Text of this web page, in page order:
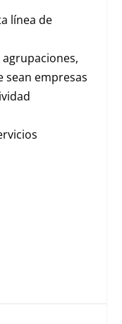
línea de
sean empresas